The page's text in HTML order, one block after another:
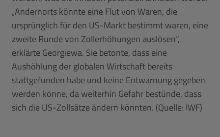
„Andernorts könnte eine Flut von Waren, die
ursprünglich für den US-Markt bestimmt waren, eine
zweite Runde von Zollerhöhungen auslösen“,
erklärte Georgiewa. Sie betonte, dass eine
Aushöhlung der globalen Wirtschaft bereits
stattgefunden habe und keine Entwarnung gegeben
werden könne, da weiterhin Gefahr bestünde, dass
sich die US-Zollsätze ändern könnten. (Quelle: IWF)